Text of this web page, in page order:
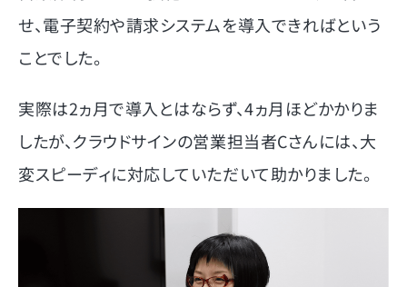
せ、電子契約や請求システムを導入できればという
ことでした。
実際は2ヵ月で導入とはならず、4ヵ月ほどかかりま
したが、クラウドサインの営業担当者Cさんには、大
変スピーディに対応していただいて助かりました。